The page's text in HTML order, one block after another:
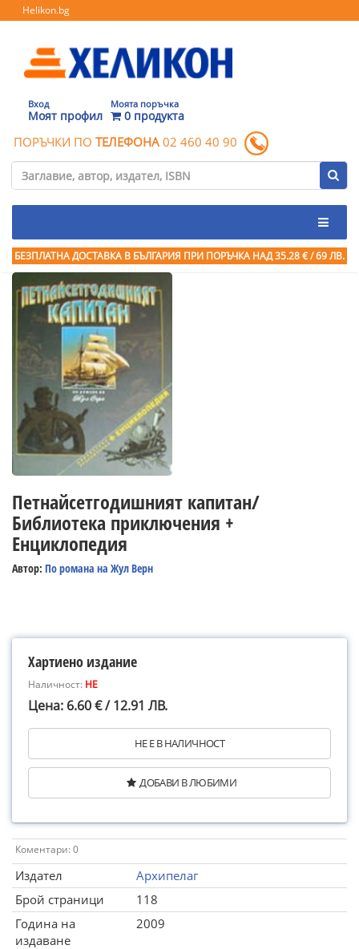
Helikon.bg
Вход
Моят профил
Моята поръчка
0 продукта
ПОРЪЧКИ ПО ТЕЛЕФОНА 02 460 40 90
БЕЗПЛАТНА ДОСТАВКА В БЪЛГАРИЯ ПРИ ПОРЪЧКА НАД 35.28 € / 69 ЛВ.
Петнайсетгодишният капитан/
Библиотека приключения +
Енциклопедия
Автор: По романа на Жул Верн
Хартиено издание
Наличност: НЕ
Цена: 6.60 € / 12.91 ЛВ.
НЕ Е В НАЛИЧНОСТ
ДОБАВИ В ЛЮБИМИ
Коментари: 0
Издател
Архипелаг
Брой страници
118
Година на
издаване
2009